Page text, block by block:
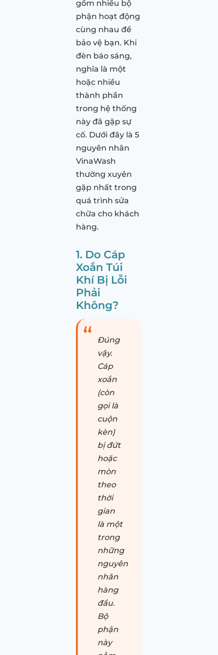
gồm nhiều bộ
phận hoạt động
cùng nhau để
bảo vệ bạn. Khi
đèn báo sáng,
nghĩa là một
hoặc nhiều
thành phần
trong hệ thống
này đã gặp sự
cố. Dưới đây là 5
nguyên nhân
VinaWash
thường xuyên
gặp nhất trong
quá trình sửa
chữa cho khách
hàng.
1. Do Cáp
Xoắn Túi
Khí Bị Lỗi
Phải
Không?
Đúng
vậy.
Cáp
xoắn
(còn
gọi là
cuộn
kèn)
bị đứt
hoặc
mòn
theo
thời
gian
là một
trong
những
nguyên
nhân
hàng
đầu.
Bộ
phận
này